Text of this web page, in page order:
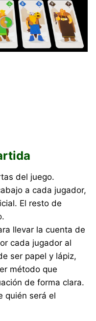
del juego.
a cada jugador,
El resto de
llevar la cuenta de
cada jugador al
ser papel y lápiz,
método que
de forma clara.
quién será el